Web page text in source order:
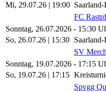
Mi, 29.07.26 | 19:00
FC
Sonntag, 26.07.2026 - 15:30
So, 26.07.26 | 15:30
SV
Sonntag, 19.07.2026 - 17:15
So, 19.07.26 | 17:15
Spvgg